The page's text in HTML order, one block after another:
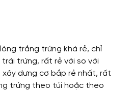
lòng trắng trứng khá rẻ, chỉ
trái trứng, rất rẻ với so với
dựng cơ bắp rẻ nhất, rất
trứng theo túi hoặc theo